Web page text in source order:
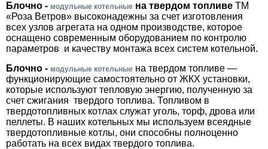
Блочно - модульные котельные на твердом топливе ТМ
«Роза Ветров» высоконадежны за счет изготовления
всех узлов агрегата на одном производстве, которое
оснащено современным оборудованием по контролю
параметров и качеству монтажа всех систем котельной.
Блочно - модульные котельные на твердом топливе —
функционирующие самостоятельно от ЖКХ установки,
которые используют тепловую энергию, полученную за
счет сжигания твердого топлива. Топливом в
твердотопливных котлах служат уголь, торф, дрова или
пеллеты. В наших котельных мы используем всеядные
твердотопливные котлы, они способны полноценно
работать на всех видах твердого топлива.